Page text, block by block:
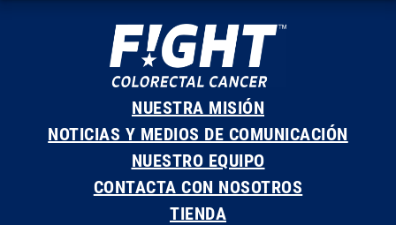
NUESTRA MISIÓN
NOTICIAS Y MEDIOS DE COMUNICACIÓN
NUESTRO EQUIPO
CONTACTA CON NOSOTROS
TIENDA